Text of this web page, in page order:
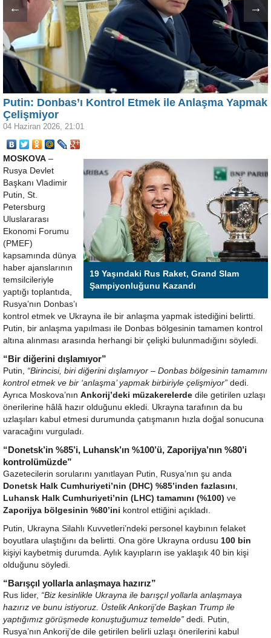
← →
Putin: Donbas’ı Kontrol Etmek ile Anlaşma Yapmak
Çelişmiyor
04 Haziran 2026, 21:01
19 Yaşındaki Rus Raket, Grand Slam
Şampiyonluğunu Kazandı
MOSKOVA –
Rusya Devlet
Başkanı Vladimir
Putin, St.
Petersburg
Uluslararası
Ekonomi Forumu
(PMEF)
kapsamında dünya
haber ajanslarının
temsilcileriyle
yaptığı toplantıda,
Rusya’nın Donbas’ı
kontrol etmek ve Ukrayna ile bir anlaşma yapmak istediğini belirtti.
Putin, bir anlaşma yapılması ile Donbas bölgesinin tamamen kontrol
altına alınması arasında herhangi bir çelişki bulunmadığını söyledi.
“Bir diğerini dışlamıyor”
Putin, “Birincisi, biri diğerini dışlamıyor – Donbas bölgesinin tamamını
kontrol etmek ve bir ‘anlaşma’ yapmak birbiriyle çelişmiyor” dedi.
Ayrıca Moskova’nın Ankorij’deki müzakerelerde dile getirilen uzlaşı
önerilerine hâlâ hazır olduğunu ekledi. Ukrayna tarafının da bu
uzlaşıları kabul etmesi durumunda çatışmanın hızla doğal sonucuna
varacağını vurguladı.
“Donetsk’in %85’i, Luhansk’ın %100’ü, Zaporijya’nın %80’i
kontrolümüzde”
Gazetecilerin sorularını yanıtlayan Putin, Rusya’nın şu anda
Donetsk Halk Cumhuriyeti’nin (DHC) %85’inden fazlasını,
Luhansk Halk Cumhuriyeti’nin (LHC) tamamını (%100) ve
Zaporijya bölgesinin %80’ini kontrol ettiğini açıkladı.
Putin, Ukrayna Silahlı Kuvvetleri’ndeki personel kaybının felaket
boyutlara ulaştığını da belirtti. Ona göre Ukrayna ordusu 100 bin
kişiyi kaybetmiş durumda. Aylık kayıpların ise yaklaşık 40 bin kişi
olduğunu söyledi.
“Barışçıl yollarla anlaşmaya hazırız”
Rus lider, “Biz kesinlikle Ukrayna ile barışçıl yollarla anlaşmaya
hazırız ve bunu istiyoruz. Üstelik Ankorij’de Başkan Trump ile
yaptığımız görüşmede konuştuğumuz temelde” dedi. Putin,
Rusya’nın Ankorij’de dile getirilen belirli uzlaşı önerilerini kabul